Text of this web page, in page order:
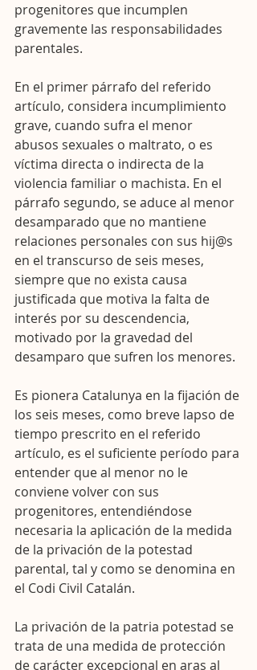
progenitores que incumplen
gravemente las responsabilidades
parentales.
En el primer párrafo del referido
artículo, considera incumplimiento
grave, cuando sufra el menor
abusos sexuales o maltrato, o es
víctima directa o indirecta de la
violencia familiar o machista. En el
párrafo segundo, se aduce al menor
desamparado que no mantiene
relaciones personales con sus hij@s
en el transcurso de seis meses,
siempre que no exista causa
justificada que motiva la falta de
interés por su descendencia,
motivado por la gravedad del
desamparo que sufren los menores.
Es pionera Catalunya en la fijación de
los seis meses, como breve lapso de
tiempo prescrito en el referido
artículo, es el suficiente período para
entender que al menor no le
conviene volver con sus
progenitores, entendiéndose
necesaria la aplicación de la medida
de la privación de la potestad
parental, tal y como se denomina en
el Codi Civil Catalán.
La privación de la patria potestad se
trata de una medida de protección
de carácter excepcional en aras al